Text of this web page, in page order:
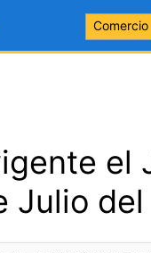
Comercio
el
Julio